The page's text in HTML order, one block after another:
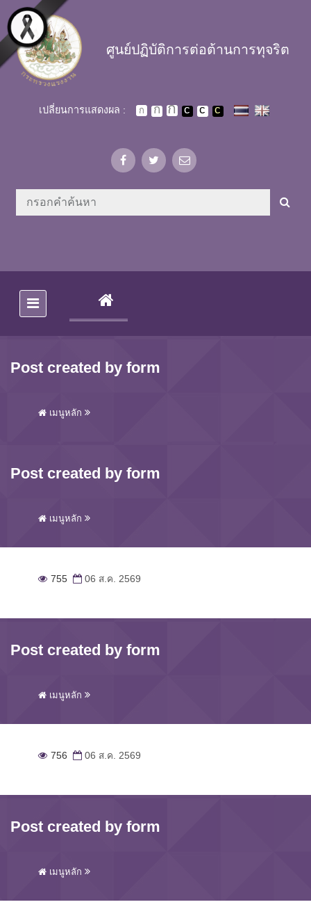
Skip to main content
ศูนย์ปฏิบัติการต่อต้านการทุจริต
เปลี่ยนการแสดงผล :
(CURRENT)
Post created by form
เมนูหลัก
Post created by form
เมนูหลัก
755 06 ส.ค. 2569
Post created by form
เมนูหลัก
756 06 ส.ค. 2569
Post created by form
เมนูหลัก